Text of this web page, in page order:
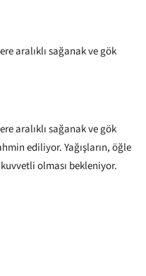
aralıklı sağanak ve gök
aralıklı sağanak ve gök
ediliyor. Yağışların, öğle
olması bekleniyor.